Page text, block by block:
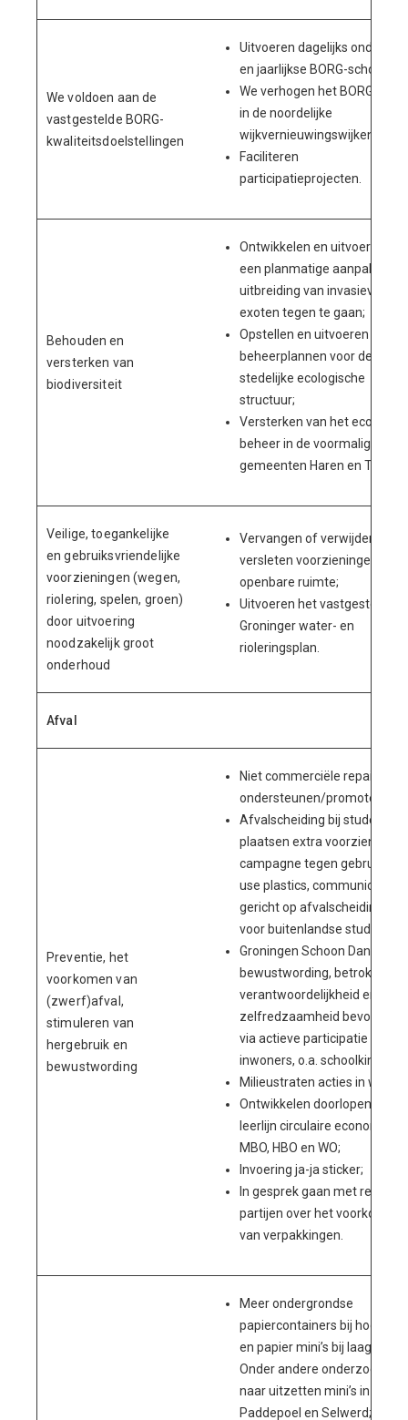
We voldoen aan de
vastgestelde BORG-
kwaliteitsdoelstellingen
Uitvoeren dagelijks
en jaarlijkse BORG-schouw;
We verhogen het BORG
in de noordelijke
wijkvernieuwingswijken;
Faciliteren
participatieprojecten.
Behouden en
versterken van
biodiversiteit
Ontwikkelen en uitvoeren van
een planmatige aanpak om
uitbreiding van invasieve
exoten tegen te gaan;
Opstellen en uitvoeren van
beheerplannen voor de
stedelijke ecologische
structuur;
Versterken van het
beheer in de voormalige
gemeenten Haren en Ten
Veilige, toegankelijke
en gebruiksvriendelijke
voorzieningen (wegen,
riolering, spelen, groen)
door uitvoering
noodzakelijk groot
onderhoud
Vervangen of verwijderen
versleten voorzieningen in de
openbare ruimte;
Uitvoeren het vastgestelde
Groninger water- en
rioleringsplan.
Afval
Preventie, het
voorkomen van
(zwerf)afval,
stimuleren van
hergebruik en
bewustwording
Niet commerciële repair
ondersteunen/promoten;
Afvalscheiding bij studenten;
plaatsen extra
campagne tegen gebruik
use plastics, communicatie
gericht op afvalscheiding,
voor buitenlandse studenten;
Groningen Schoon Dankzij
bewustwording,
verantwoordelijkheid en
zelfredzaamheid bevorderen
via actieve participatie met
inwoners, o.a.
Milieustraten acties in wijken;
Ontwikkelen doorlopende
leerlijn circulaire economie bij
MBO, HBO en WO;
Invoering ja-ja sticker;
In gesprek gaan met
partijen over het voorkomen
van verpakkingen.
Meer ondergrondse
papiercontainers bij
en papier mini’s bij laagbouw.
Onder andere onderzoek
naar uitzetten mini’s in
Paddepoel en Selwerd;